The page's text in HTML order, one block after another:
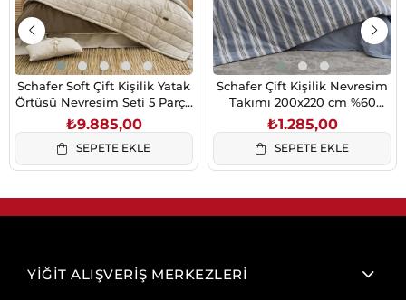
Schafer Soft Çift Kişilik Yatak
Örtüsü Nevresim Seti 5 Parça
Bej 230x250
₺9.885,00
SEPETE EKLE
Schafer Çift Kişilik Nevresim
Takımı 200x220 cm %60
Pamuk %40 Polyester
₺1.285,00
SEPETE EKLE
YİĞİT ALIŞVERİŞ MERKEZLERİ